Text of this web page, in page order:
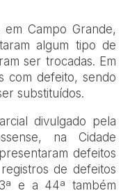
Campo Grande,
algum tipo de
ser trocadas. Em
com defeito, sendo
substituídos.
divulgado pela
na Cidade
defeitos
de defeitos
e a 44ª também